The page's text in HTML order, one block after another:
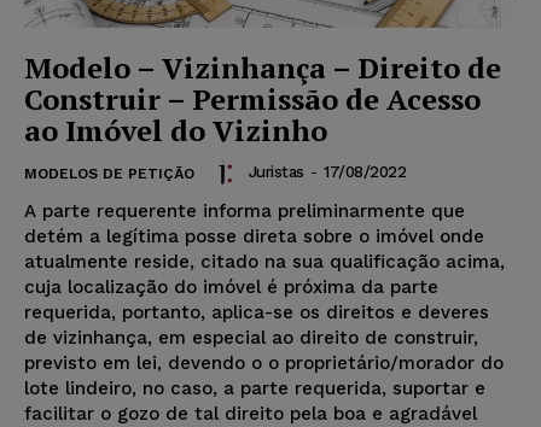
Modelo – Vizinhança – Direito de
Construir – Permissão de Acesso
ao Imóvel do Vizinho
MODELOS DE PETIÇÃO Juristas - 17/08/2022
A parte requerente informa preliminarmente que
detém a legítima posse direta sobre o imóvel onde
atualmente reside, citado na sua qualificação acima,
cuja localização do imóvel é próxima da parte
requerida, portanto, aplica-se os direitos e deveres
de vizinhança, em especial ao direito de construir,
previsto em lei, devendo o o proprietário/morador do
lote lindeiro, no caso, a parte requerida, suportar e
facilitar o gozo de tal direito pela boa e agradável